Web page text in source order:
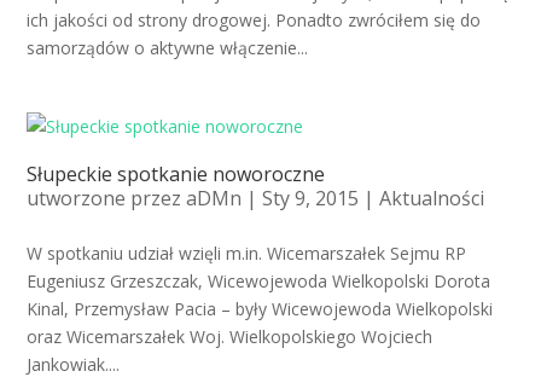
ich jakości od strony drogowej. Ponadto zwróciłem się do
samorządów o aktywne włączenie...
Słupeckie spotkanie noworoczne
utworzone przezaDMn | Sty 9, 2015 |Aktualności
W spotkaniu udział wzięli m.in. Wicemarszałek Sejmu RP
Eugeniusz Grzeszczak, Wicewojewoda Wielkopolski Dorota
Kinal, Przemysław Pacia – były Wicewojewoda Wielkopolski
oraz Wicemarszałek Woj. Wielkopolskiego Wojciech
Jankowiak....